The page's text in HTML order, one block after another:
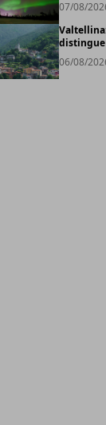
07/08/
distingue
06/08/